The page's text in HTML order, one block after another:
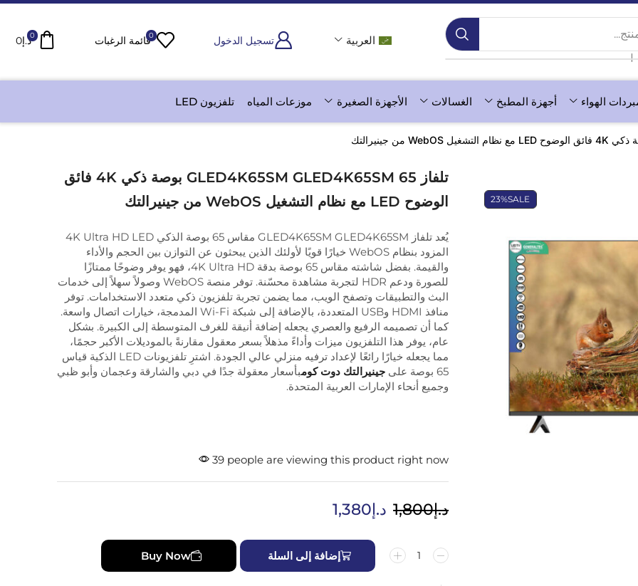
❘
العربية تسجيل الدخول 0قائمة الرغبات 0د.إ0
الهواء أجهزة المطبخ الغسالات الأجهزة الصغيرة موزعات المياه تلفزيون LED
SALE
23%
تلفاز GLED4K65SM GLED4K65SM 65 بوصة ذكي 4K فائق
الوضوح LED مع نظام التشغيل WebOS من جينيرالتك
يُعد تلفاز GLED4K65SM GLED4K65SM مقاس 65 بوصة الذكي 4K Ultra HD LED
المزود بنظام WebOS خيارًا قويًا لأولئك الذين يبحثون عن التوازن بين الحجم والأداء
والقيمة. بفضل شاشته مقاس 65 بوصة بدقة 4K Ultra HD، فهو يوفر وضوحًا ممتازًا
للصورة ودعم HDR لتجربة مشاهدة محسّنة. توفر منصة WebOS وصولاً سهلاً إلى خدمات
البث والتطبيقات وتصفح الويب، مما يضمن تجربة تلفزيون ذكي متعدد الاستخدامات. توفر
منافذ HDMI وUSB المتعددة، بالإضافة إلى شبكة Wi-Fi المدمجة، خيارات اتصال واسعة.
كما أن تصميمه الرفيع والعصري يجعله إضافة أنيقة للغرف المتوسطة إلى الكبيرة. بشكل
عام، يوفر هذا التلفزيون ميزات وأداءً مذهلاً بسعر معقول مقارنةً بالموديلات الأكبر حجمًا،
مما يجعله خيارًا رائعًا لإعداد ترفيه منزلي عالي الجودة. اشترِ تلفزيونات LED الذكية قياس
65 بوصة على
جينيرالتك دوت كومبأسعار معقولة جدًا في دبي والشارقة وعجمان وأبو ظبي
وجميع أنحاء الإمارات العربية المتحدة.
39 people are viewing this product right now
د.إ1,800 د.إ1,380
إضافة إلى السلة Buy Now